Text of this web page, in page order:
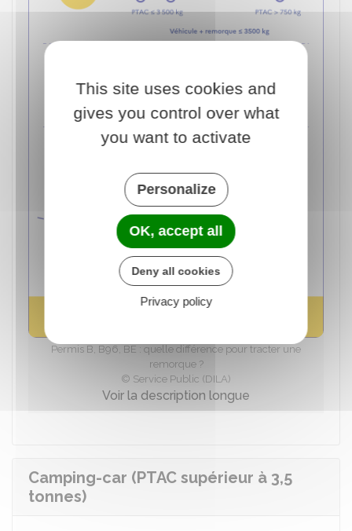
Permis B, B96, BE : quelle différence pour tracter une
remorque ?
© Service Public (DILA)
Voir la description longue
Camping-car (PTAC supérieur à 3,5
tonnes)
This site uses cookies and
gives you control over what
you want to activate
Personalize
OK, accept all
Deny all cookies
Privacy policy